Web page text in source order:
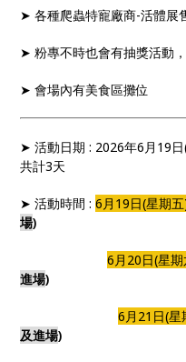
➤ 各種爬蟲特寵廠商-活體展
➤ 粉專不時也會有抽獎活動
➤ 會場內有美食區攤位
➤ 活動日期 : 2026年6月19
共計3天
➤ 活動時間 :6月19日(星期
場)
6月20日(星
進場)
6月21日(星
及進場)